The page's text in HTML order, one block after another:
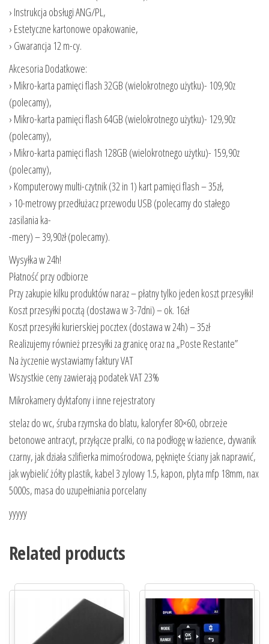
› Instrukcja obsługi ANG/PL,
› Estetyczne kartonowe opakowanie,
› Gwarancja 12 m-cy.
Akcesoria Dodatkowe:
› Mikro-karta pamięci flash 32GB (wielokrotnego użytku)- 109,90z
(polecamy),
› Mikro-karta pamięci flash 64GB (wielokrotnego użytku)- 129,90z
(polecamy),
› Mikro-karta pamięci flash 128GB (wielokrotnego użytku)- 159,90z
(polecamy),
› Komputerowy multi-czytnik (32 in 1) kart pamięci flash – 35zł,
› 10-metrowy przedłużacz przewodu USB (polecamy do stałego
zasilania ka-
-mery) – 39,90zł (polecamy).
Wysyłka w 24h!
Płatność przy odbiorze
Przy zakupie kilku produktów naraz – płatny tylko jeden koszt przesyłki!
Koszt przesyłki pocztą (dostawa w 3-7dni) – ok. 16zł
Koszt przesyłki kurierskiej pocztex (dostawa w 24h) – 35zł
Realizujemy również przesyłki za granicę oraz na „Poste Restante”
Na życzenie wystawiamy faktury VAT
Wszystkie ceny zawierają podatek VAT 23%
Mikrokamery dyktafony i inne rejestratory
stelaz do wc, śruba rzymska do blatu, kaloryfer 80×60, obrzeże
betonowe antracyt, przyłącze pralki, co na podłogę w łazience, dywanik
czarny, jak działa szlifierka mimośrodowa, pęknięte ściany jak naprawić,
jak wybielić żółty plastik, kabel 3 zylowy 1.5, kapon, plyta mfp 18mm, nax
5000s, masa do uzupełniania porcelany
yyyyy
Related products